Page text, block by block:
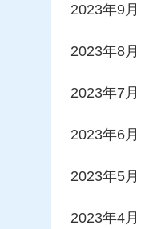
2023年9月
2023年8月
2023年7月
2023年6月
2023年5月
2023年4月